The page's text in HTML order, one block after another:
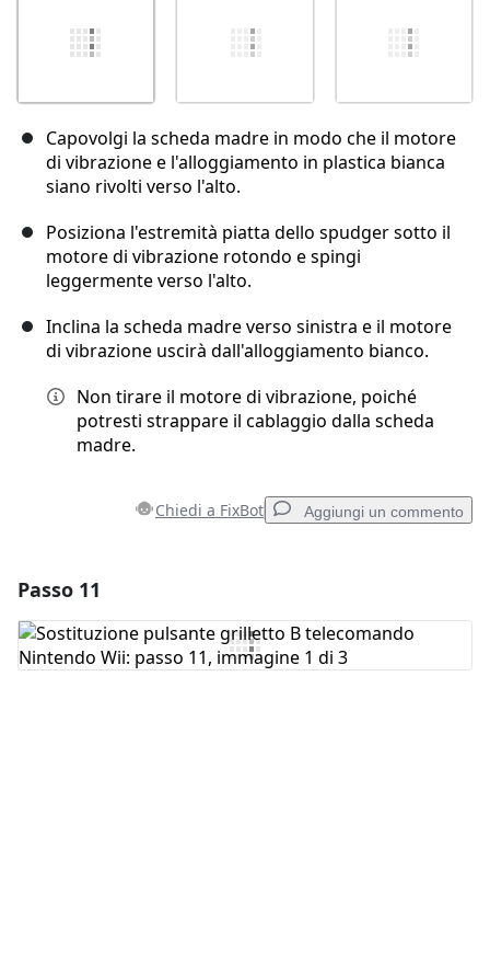
Capovolgi la scheda madre in modo che il motore
di vibrazione e l'alloggiamento in plastica bianca
siano rivolti verso l'alto.
Posiziona l'estremità piatta dello spudger sotto il
motore di vibrazione rotondo e spingi
leggermente verso l'alto.
Inclina la scheda madre verso sinistra e il motore
di vibrazione uscirà dall'alloggiamento bianco.
Non tirare il motore di vibrazione, poiché
potresti strappare il cablaggio dalla scheda
madre.
Chiedi a FixBot Aggiungi un commento
Aggiungi Commento
Passo 11